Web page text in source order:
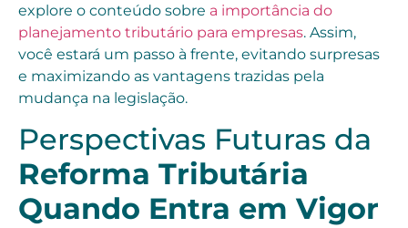
explore o conteúdo sobre a importância do
planejamento tributário para empresas. Assim,
você estará um passo à frente, evitando surpresas
e maximizando as vantagens trazidas pela
mudança na legislação.
Perspectivas Futuras da
Reforma Tributária
Quando Entra em Vigor